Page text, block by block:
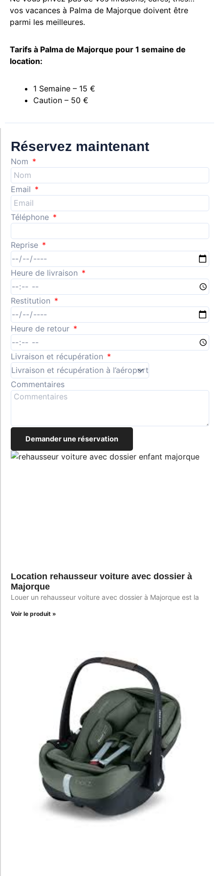
vos vacances à Palma de Majorque doivent être
parmi les meilleures.
Tarifs à Palma de Majorque pour 1 semaine de
location:
1 Semaine – 15 €
Caution – 50 €
Réservez maintenant
Nom
Email
Téléphone
Reprise
Heure de livraison
Restitution
Heure de retour
Livraison et récupération
Commentaires
Demander une réservation
Location rehausseur voiture avec dossier à
Majorque
Louer un rehausseur voiture avec dossier à Majorque est la
Voir le produit »